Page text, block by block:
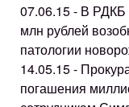
07.06.15 - В РДКБ
млн рублей
патологии
14.05.15 -
погашения